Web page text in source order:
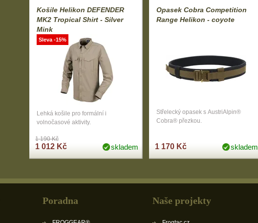
Košile Helikon DEFENDER
MK2 Tropical Shirt - Silver
Mink
Lehká košile pro formální i
volnočasové aktivity.
1 190 Kč
1 012 Kč skladem
Sleva -15%
Opasek Cobra Competition
Range Helikon - coyote
Střelecký opasek s AustriAlpin®
Cobra® přezkou.
1 170 Kč skladem
Poradna Naše projekty